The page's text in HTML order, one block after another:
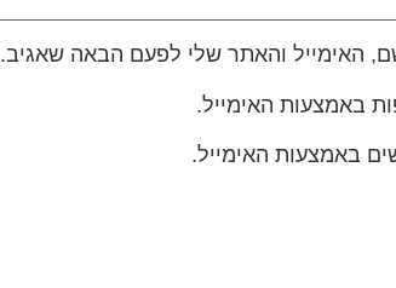
האימייל והאתר שלי לפעם הבאה שאגיב.
באמצעות האימייל.
באמצעות האימייל.